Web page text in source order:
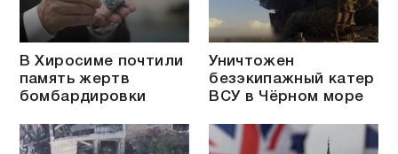
В Хиросиме почтили
память жертв
бомбардировки
Уничтожен
безэкипажный катер
ВСУ в Чёрном море